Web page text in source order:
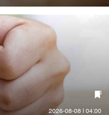
04:00 | 2026-08-08